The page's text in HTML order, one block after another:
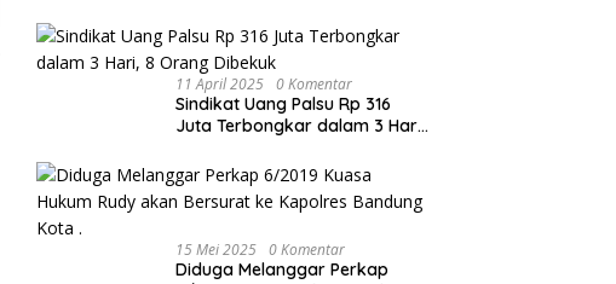
Kota
11 April 2025 0 Komentar
Sindikat Uang Palsu Rp 316
Juta Terbongkar dalam 3 Hari,
15 Mei 2025 0 Komentar
Diduga Melanggar Perkap